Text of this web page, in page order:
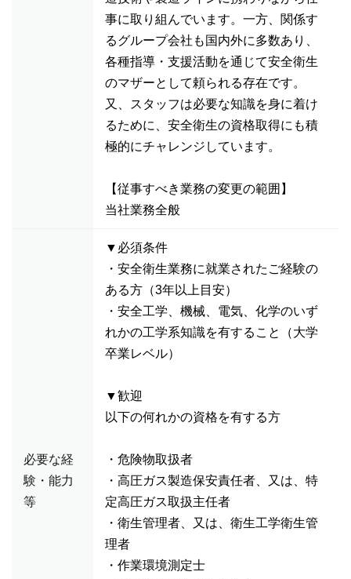
事に取り組んでいます。一方、関係す
るグループ会社も国内外に多数あり、
各種指導・支援活動を通じて安全衛生
のマザーとして頼られる存在です。
又、スタッフは必要な知識を身に着け
るために、安全衛生の資格取得にも積
極的にチャレンジしています。
【従事すべき業務の変更の範囲】
当社業務全般
必要な経
験・能力
等
▼必須条件
・安全衛生業務に就業されたご経験の
ある方（3年以上目安）
・安全工学、機械、電気、化学のいず
れかの工学系知識を有すること（大学
卒業レベル）
▼歓迎
以下の何れかの資格を有する方
・危険物取扱者
・高圧ガス製造保安責任者、又は、特
定高圧ガス取扱主任者
・衛生管理者、又は、衛生工学衛生管
理者
・作業環境測定士